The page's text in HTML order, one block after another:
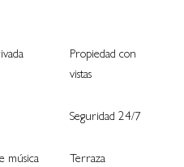
Propiedad con
vistas
Seguridad 24/7
música Terraza